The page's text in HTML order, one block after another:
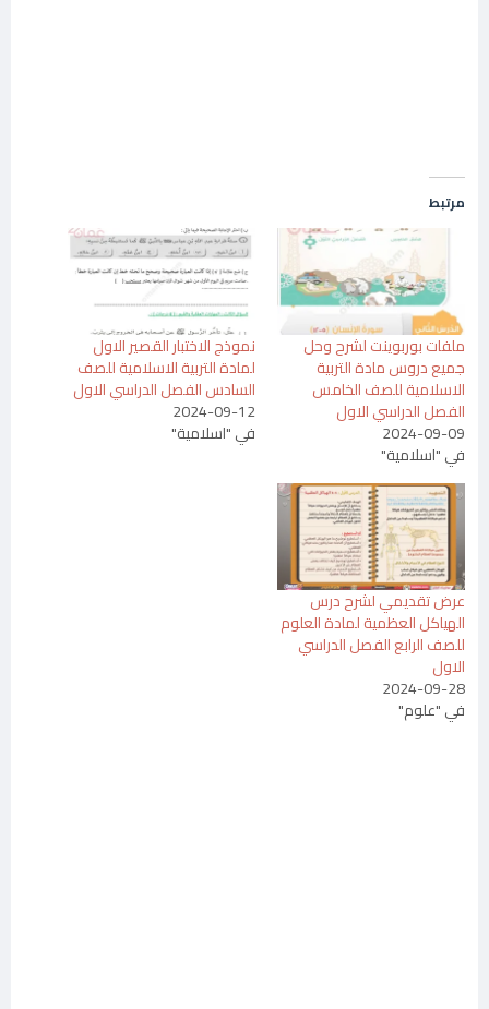
مرتبط
ملفات بوربوينت لشرح وحل
جميع دروس مادة التربية
الاسلامية للصف الخامس
الفصل الدراسي الاول
2024-09-09
في "اسلامية"
نموذج الاختبار القصير الاول
لمادة التربية الاسلامية للصف
السادس الفصل الدراسي الاول
2024-09-12
في "اسلامية"
عرض تقديمي لشرح درس
الهياكل العظمية لمادة العلوم
للصف الرابع الفصل الدراسي
الاول
2024-09-28
في "علوم"